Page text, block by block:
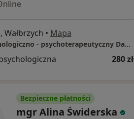
Wałbrzych • Mapa
Gabinet psychologiczno - psychoterapeutyczny Dagmara Glapa
280 zł
Bezpieczne płatności
mgr Alina Świderska